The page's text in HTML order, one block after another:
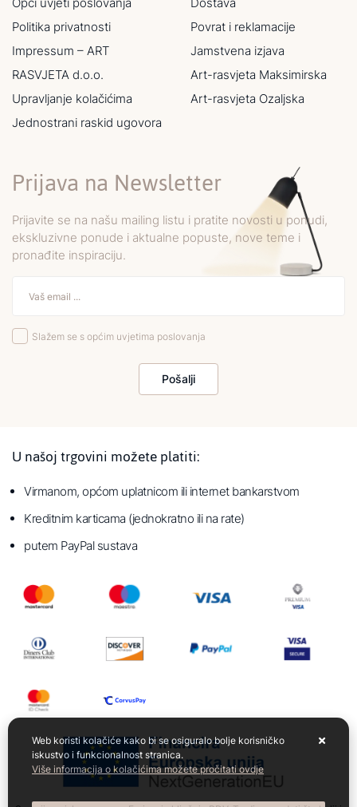
Politika privatnosti
Impressum – ART
RASVJETA d.o.o.
Upravljanje kolačićima
Jednostrani raskid ugovora
Povrat i reklamacije
Jamstvena izjava
Art-rasvjeta Maksimirska
Art-rasvjeta Ozaljska
Prijava na Newsletter
Prijavite se na našu mailing listu i pratite novosti u ponudi,
ekskluzivne ponude i aktualne popuste, nove teme i
pronađite inspiraciju.
Slažem se s općim uvjetima poslovanja
Pošalji
U našoj trgovini možete platiti:
Virmanom, općom uplatnicom ili internet bankarstvom
Kreditnim karticama (jednokratno ili na rate)
putem PayPal sustava
Web koristi kolačiće kako bi se osiguralo bolje korisničko
iskustvo i funkcionalnost stranica.
Više informacija o kolačićima možete pročitati ovdje